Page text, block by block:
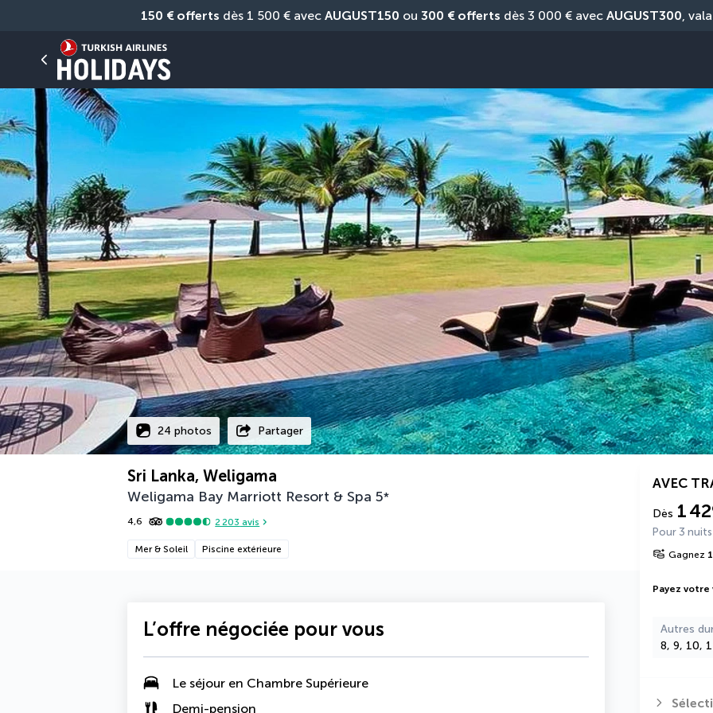
150 € offerts dès 1 500 € avec AUGUST150 ou 300 € offerts dès 3 000 € avec AUGUST300,
24 photos Partager
Sri Lanka, Weligama
Weligama Bay Marriott Resort & Spa 5*
4,6 2 203 avis
Mer & Soleil Piscine extérieure
AVEC
Dès 1
Pour 3 nuits
Gagnez
Payez votre
Autres
8, 9, 10,
L’offre négociée pour vous
Le séjour en Chambre Supérieure
Demi-pension